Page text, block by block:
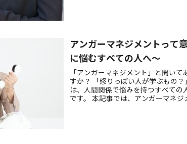
アンガーマネジメントって
に悩むすべての人へ～
「アンガーマネジメント」と聞い
すか？ 「怒りっぽい人が学ぶもの
は、人間関係で悩みを持つすべて
です。 本記事では、アンガーマネ